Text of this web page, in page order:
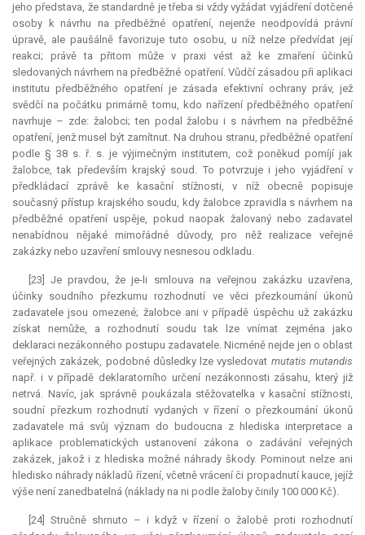
jeho představa, že standardně je třeba si vždy vyžádat vyjádření dotčené
osoby k návrhu na předběžné opatření, nejenže neodpovídá právní
úpravě, ale paušálně favorizuje tuto osobu, u níž nelze předvídat její
reakci; právě ta přitom může v praxi vést až ke zmaření účinků
sledovaných návrhem na předběžné opatření. Vůdčí zásadou při aplikaci
institutu předběžného opatření je zásada efektivní ochrany práv, jež
svědčí na počátku primárně tomu, kdo nařízení předběžného opatření
navrhuje – zde: žalobci; ten podal žalobu i s návrhem na předběžné
opatření, jenž musel být zamítnut. Na druhou stranu, předběžné opatření
podle § 38 s. ř. s. je výjimečným institutem, což poněkud pomíjí jak
žalobce, tak především krajský soud. To potvrzuje i jeho vyjádření v
předkládací zprávě ke kasační stížnosti, v níž obecně popisuje
současný přístup krajského soudu, kdy žalobce zpravidla s návrhem na
předběžné opatření uspěje, pokud naopak žalovaný nebo zadavatel
nenabídnou nějaké mimořádné důvody, pro něž realizace veřejné
zakázky nebo uzavření smlouvy nesnesou odkladu.
[23] Je pravdou, že je-li smlouva na veřejnou zakázku uzavřena,
účinky soudního přezkumu rozhodnutí ve věci přezkoumání úkonů
zadavatele jsou omezené; žalobce ani v případě úspěchu už zakázku
získat nemůže, a rozhodnutí soudu tak lze vnímat zejména jako
deklaraci nezákonného postupu zadavatele. Nicméně nejde jen o oblast
veřejných zakázek, podobné důsledky lze vysledovat mutatis mutandis
např. i v případě deklaratorního určení nezákonnosti zásahu, který již
netrvá. Navíc, jak správně poukázala stěžovatelka v kasační stížnosti,
soudní přezkum rozhodnutí vydaných v řízení o přezkoumání úkonů
zadavatele má svůj význam do budoucna z hlediska interpretace a
aplikace problematických ustanovení zákona o zadávání veřejných
zakázek, jakož i z hlediska možné náhrady škody. Pominout nelze ani
hledisko náhrady nákladů řízení, včetně vrácení či propadnutí kauce, jejíž
výše není zanedbatelná (náklady na ni podle žaloby činily 100 000 Kč).
[24] Stručně shrnuto – i když v řízení o žalobě proti rozhodnutí